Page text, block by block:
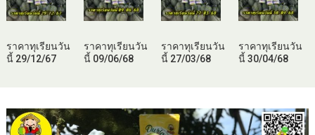
ราคาทุเรียนวัน
นี้ 29/12/67
ราคาทุเรียนวัน
นี้ 09/06/68
ราคาทุเรียนวัน
นี้ 27/03/68
ราคาทุเรียนวัน
นี้ 30/04/68